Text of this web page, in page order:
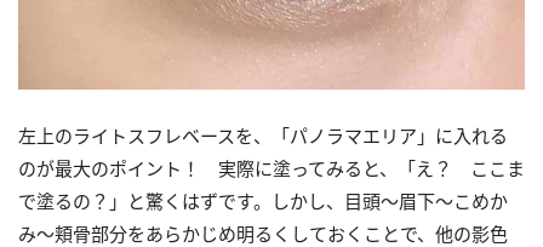
左上のライトスフレベースを、「パノラマエリア」に入れる
のが最大のポイント！ 実際に塗ってみると、「え？ ここま
で塗るの？」と驚くはずです。しかし、目頭～眉下～こめか
み～頬骨部分をあらかじめ明るくしておくことで、他の影色